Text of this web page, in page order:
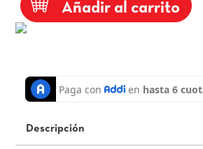
Añadir al carrito
Descripción